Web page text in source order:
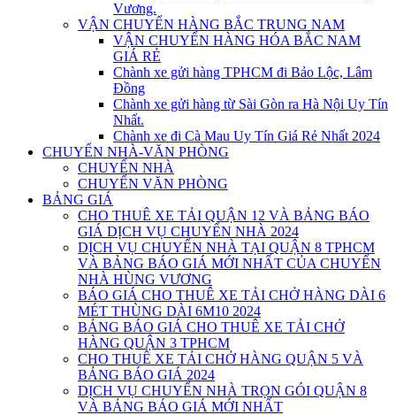
Vương.
VẬN CHUYỂN HÀNG BẮC TRUNG NAM
VẬN CHUYỂN HÀNG HÓA BẮC NAM
GIÁ RẺ
Chành xe gửi hàng TPHCM đi Bảo Lộc, Lâm
Đồng
Chành xe gửi hàng từ Sài Gòn ra Hà Nội Uy Tín
Nhất.
Chành xe đi Cà Mau Uy Tín Giá Rẻ Nhất 2024
CHUYỂN NHÀ-VĂN PHÒNG
CHUYỂN NHÀ
CHUYỂN VĂN PHÒNG
BẢNG GIÁ
CHO THUÊ XE TẢI QUẬN 12 VÀ BẢNG BÁO
GIÁ DỊCH VỤ CHUYỂN NHÀ 2024
DỊCH VỤ CHUYỂN NHÀ TẠI QUẬN 8 TPHCM
VÀ BẢNG BÁO GIÁ MỚI NHẤT CỦA CHUYỂN
NHÀ HÙNG VƯƠNG
BÁO GIÁ CHO THUÊ XE TẢI CHỞ HÀNG DÀI 6
MÉT THÙNG DÀI 6M10 2024
BẢNG BÁO GIÁ CHO THUÊ XE TẢI CHỞ
HÀNG QUẬN 3 TPHCM
CHO THUÊ XE TẢI CHỞ HÀNG QUẬN 5 VÀ
BẢNG BÁO GIÁ 2024
DỊCH VỤ CHUYỂN NHÀ TRỌN GÓI QUẬN 8
VÀ BẢNG BÁO GIÁ MỚI NHẤT